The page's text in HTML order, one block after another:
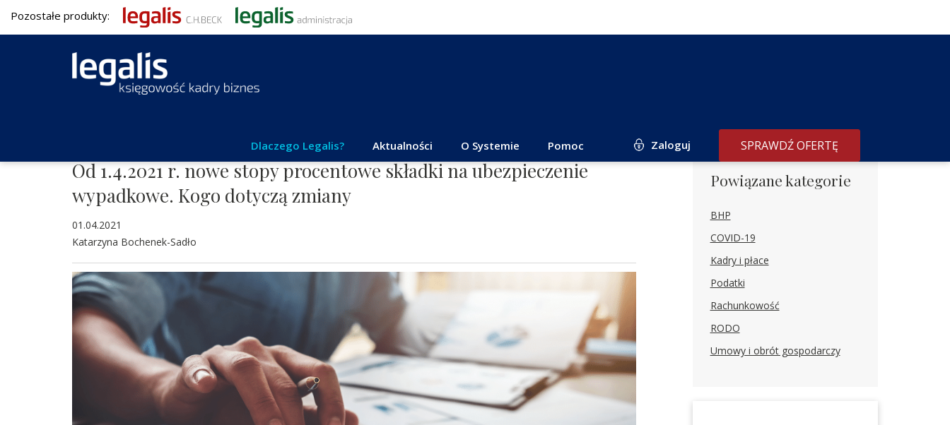
Pozostałe produkty:
Dlaczego Legalis? Aktualności O Systemie Pomoc Zaloguj SPRAWDŹ OFERTĘ
Od 1.4.2021 r. nowe stopy procentowe składki na ubezpieczenie
wypadkowe. Kogo dotyczą zmiany
01.04.2021
Katarzyna Bochenek-Sadło
Powiązane kategorie
BHP
COVID-19
Kadry i płace
Podatki
Rachunkowość
RODO
Umowy i obrót gospodarczy